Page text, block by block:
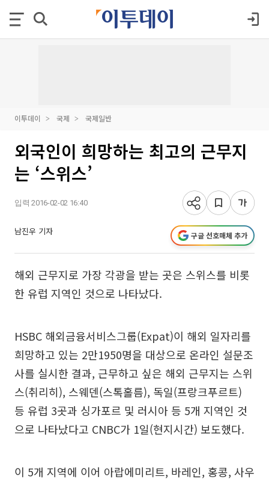
이투데이 국제 국제일반
외국인이 희망하는 최고의 근무지
는 ‘스위스’
입력 2016-02-02 16:40
남진우 기자 구글 선호매체 추가
해외 근무지로 가장 각광을 받는 곳은 스위스를 비롯
한 유럽 지역인 것으로 나타났다.
HSBC 해외금융서비스그룹(Expat)이 해외 일자리를
희망하고 있는 2만1950명을 대상으로 온라인 설문조
사를 실시한 결과, 근무하고 싶은 해외 근무지는 스위
스(취리히), 스웨덴(스톡홀름), 독일(프랑크푸르트)
등 유럽 3곳과 싱가포르 및 러시아 등 5개 지역인 것
으로 나타났다고 CNBC가 1일(현지시간) 보도했다.
이 5개 지역에 이어 아랍에미리트, 바레인, 홍콩, 사우